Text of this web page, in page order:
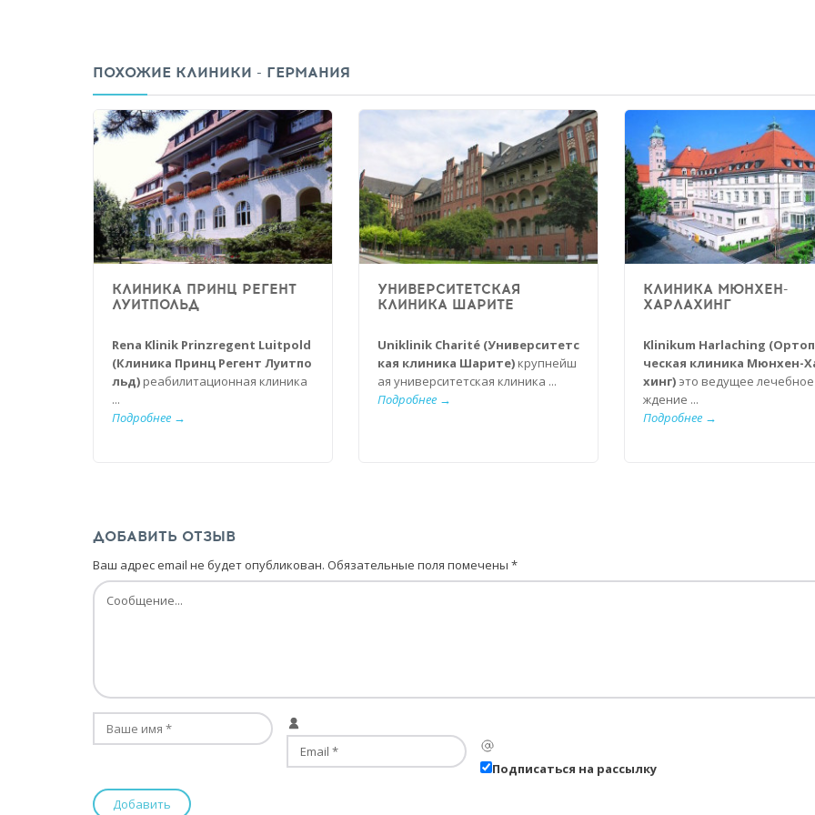
ПОХОЖИЕ КЛИНИКИ - ГЕРМАНИЯ
КЛИНИКА ПРИНЦ РЕГЕНТ
ЛУИТПОЛЬД
Rena Klinik Prinzregent Luitpold
(Клиника Принц Регент Луитпо
льд) реабилитационная клиника
...
Подробнее →
УНИВЕРСИТЕТСКАЯ
КЛИНИКА ШАРИТЕ
Uniklinik Charité (Университетс
кая клиника Шарите) крупнейш
ая университетская клиника ...
Подробнее →
КЛИНИКА МЮНХЕН-
ХАРЛАХИНГ
Klinikum Harlaching
ческая клиника Мюнхен-
хинг) это ведущее
ждение ...
Подробнее →
ДОБАВИТЬ ОТЗЫВ
Ваш адрес email не будет опубликован. Обязательные поля помечены *
Подписаться на рассылку